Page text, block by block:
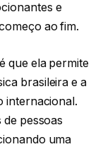
e
ao fim.
que ela permite
brasileira e a
internacional.
pessoas
uma